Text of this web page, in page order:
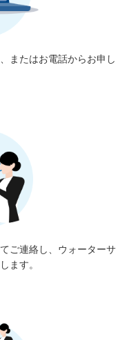
またはお電話からお申し
ご連絡し、ウォーターサ
ます。